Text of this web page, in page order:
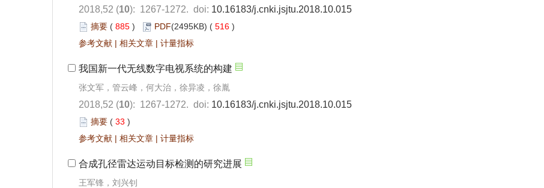
2018,52 (10): 1267-1272. doi: 10.16183/j.cnki.jsjtu.2018.10.015
摘要 ( 885 ) PDF(2495KB) ( 516 )
参考文献 | 相关文章 | 计量指标
我国新一代无线数字电视系统的构建
张文军，管云峰，何大治，徐异凌，徐胤
2018,52 (10): 1267-1272. doi: 10.16183/j.cnki.jsjtu.2018.10.015
摘要 ( 33 )
参考文献 | 相关文章 | 计量指标
合成孔径雷达运动目标检测的研究进展
王军锋，刘兴钊